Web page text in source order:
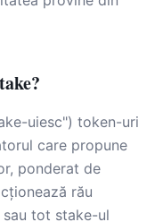
uiesc") token-uri
care propune
ponderat de
rău
tot stake-ul